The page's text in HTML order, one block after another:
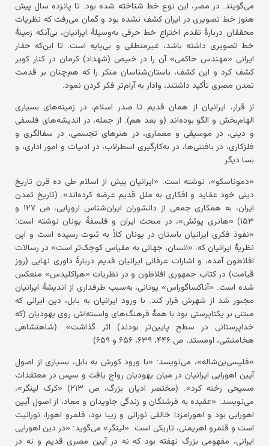
می‌گویند. در مصر، این نوع خط شناخته شده بود. تا پانزده سال پیش
هنوز خط تصویری در ایران کشف نشده بود و گمان می‌رفت که نظریات
محققان دربارهٔ تقدم اختراع خط حرفی به‌وسیلهٔ ایرانیان، بی‌آنکه زمینهٔ
خط تصویری داشته باشد، غیرمنطقی و بی‌پایه است. تا این‌که حفار
ایرانی «مهندس حاکمی» آن را در خبیص (شهداد) کرمان در کنار کویر
کشف کرد و این کشف، باستان‌شناسان منکر را که هم‌چنان بر قدمت
تمدن مصری تأکید داشتند، وادار به آرام‌تر فکر کردن نمود.
از قرار، ایرانیان از همان قدیم تا صدر اسلام، در زمینه‌های بسیاری
الهام‌بخش و الگو بوده‌اند (و بعد هم). از جمله، در اندیشه‌های فلسفی
و دینی، در موسیقی و معماری، در هنرهای تجسمی، در سفالگری و
فلزکاری، در بافتنی‌ها، در به‌کارگیری اسطرلاب، در ادبیات و امور اداری، و
بسا دیگر.
«دموناسکو»، نوشته است: «ایرانیان پیش از اسلام طی ده قرن تاریخ
دینی خود عقاید و افکاری به ملل قدیم عرضه کرده‌اند». (تاریخ تمدن
ایران، به همکاری جمعی از دانشوران ایران‌شناس اروپایی، ص ۱۲۷ و
۱۵۳) «هانری پوئش»، در مبحث ایران و فلسفهٔ یونان نوشته است:
«نفوذ فکری ایرانیان باستان در یونان کلاً به ثبوت رسیده است و این
نظریهٔ ایرانیان که: «انسان، جهانی به مقیاس کوچک‌تر است» در رسالات
افلاطون آمده، و اشارات عرفانی ایرانیان قدیم دربارهٔ داوری نهایی (روز
قیامت) در کتاب جمهوری افلاطون و در نظریات «هراکلیدس» منعکس
شده است. «آناکساگوراس» یونانی، به‌سبب طرفداری از اندیشهٔ ایرانیان
مجبور شد از شهرش فرار کند. با ورود ایرانیان به بابل، دین ایرانی که
مبتنی بر یکتاپرستی بود با همهٔ فرهنگ‌های وابسته‌اش روی یهودیان (که
خداپرستانی در سطح پایین‌تر بودند) اثر گذاشت». (شاهنشاهی
هخامنشی، اومستد، ص ۴۴۶، ۶۳۹، ۶۵۶ و ۶۵۹)
«فلیسی‌ین‌شاله»، می‌نویسد: «با ورود کورش به بابل، بسیاری از اصول
آیین اهورایی ایرانیان در میان یهودیان رواج یافت و سپس در معتقدات
مسیحی رخنه کرد». (مختصر ادیان بزرگ، ص ۲۱۳) «کرک لینگر»،
می‌نویسد: «عقیده به فرشتگان و زندگی جاویدان و معاد، از اصول آیین
اهورایی بود و اهورامزدا خالقی نورانی و زیبا بود، قلمرو اهورا، نورانیت
است و قلمرو اهریمنی، تاریکی است. «لینگر» می‌گوید: «در دین اهورایی
ایرانی، مفهومی بزرگ نهفته بود که نه در آیین مصری قدیم و نه در